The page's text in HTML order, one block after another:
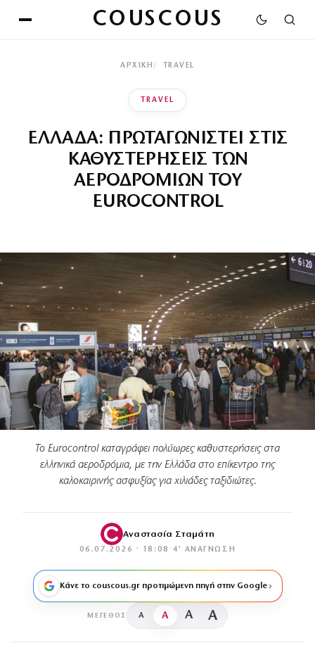
COUSCOUS
ΑΡΧΙΚΉ TRAVEL
TRAVEL
ΕΛΛΑΔΑ: ΠΡΩΤΑΓΩΝΙΣΤΕΙ ΣΤΙΣ
ΚΑΘΥΣΤΕΡΗΣΕΙΣ ΤΩΝ
ΑΕΡΟΔΡΟΜΙΩΝ ΤΟΥ
EUROCONTROL
Το Eurocontrol καταγράφει πολύωρες καθυστερήσεις στα
ελληνικά αεροδρόμια, με την Ελλάδα στο επίκεντρο της
καλοκαιρινής ασφυξίας για χιλιάδες ταξιδιώτες.
Αναστασία Σταμάτη
06.07.2026 · 18:08 · 4′ ΑΝΆΓΝΩΣΗ
Κάνε το couscous.gr προτιμώμενη πηγή στην Google
ΜΈΓΕΘΟΣ A A A A